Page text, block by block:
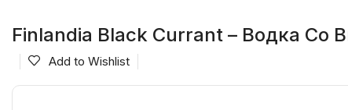
Finlandia Black Currant – Водка Со
Add to Wishlist